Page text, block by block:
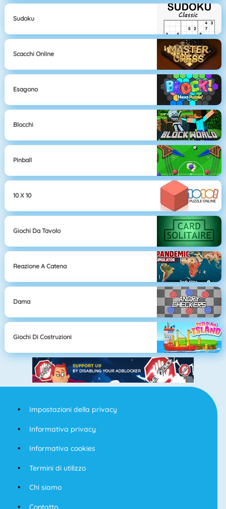
Sudoku
Scacchi Online
Esagono
Blocchi
Pinball
10 X 10
Giochi Da Tavolo
Reazione A Catena
Dama
Giochi Di Costruzioni
Impostazioni della privacy
Informativa privacy
Informativa cookies
Termini di utilizzo
Chi siamo
Contatto